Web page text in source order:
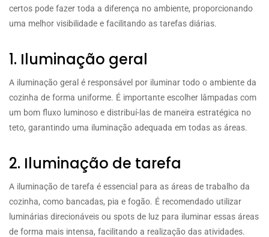
certos pode fazer toda a diferença no ambiente, proporcionando
uma melhor visibilidade e facilitando as tarefas diárias.
1. Iluminação geral
A iluminação geral é responsável por iluminar todo o ambiente da
cozinha de forma uniforme. É importante escolher lâmpadas com
um bom fluxo luminoso e distribuí-las de maneira estratégica no
teto, garantindo uma iluminação adequada em todas as áreas.
2. Iluminação de tarefa
A iluminação de tarefa é essencial para as áreas de trabalho da
cozinha, como bancadas, pia e fogão. É recomendado utilizar
luminárias direcionáveis ou spots de luz para iluminar essas áreas
de forma mais intensa, facilitando a realização das atividades.